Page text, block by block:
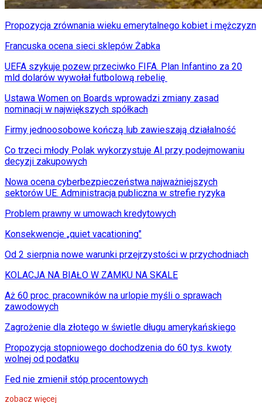
Propozycja zrównania wieku emerytalnego kobiet i mężczyzn
Francuska ocena sieci sklepów Żabka
UEFA szykuje pozew przeciwko FIFA. Plan Infantino za 20
mld dolarów wywołał futbolową rebelię
Ustawa Women on Boards wprowadzi zmiany zasad
nominacji w największych spółkach
Firmy jednoosobowe kończą lub zawieszają działalność
Co trzeci młody Polak wykorzystuje AI przy podejmowaniu
decyzji zakupowych
Nowa ocena cyberbezpieczeństwa najważniejszych
sektorów UE. Administracja publiczna w strefie ryzyka
Problem prawny w umowach kredytowych
Konsekwencje „quiet vacationing"
Od 2 sierpnia nowe warunki przejrzystości w przychodniach
KOLACJA NA BIAŁO W ZAMKU NA SKALE
Aż 60 proc. pracowników na urlopie myśli o sprawach
zawodowych
Zagrożenie dla złotego w świetle długu amerykańskiego
Propozycja stopniowego dochodzenia do 60 tys. kwoty
wolnej od podatku
Fed nie zmienił stóp procentowych
zobacz więcej